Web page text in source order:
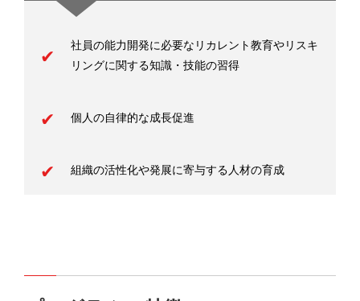
社員の能力開発に必要なリカレント教育やリスキ
リングに関する知識・技能の習得
個人の自律的な成長促進
組織の活性化や発展に寄与する人材の育成